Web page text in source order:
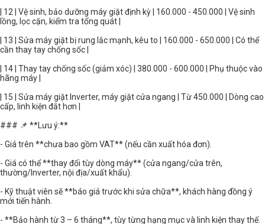
| 12 | Vệ sinh, bảo dưỡng máy giặt định kỳ | 160.000 - 450.000 | Vệ sinh
lồng, lọc cặn, kiểm tra tổng quát |
| 13 | Sửa máy giặt bị rung lắc mạnh, kêu to | 160.000 - 650.000 | Có thể
cần thay tay chống sốc |
| 14 | Thay tay chống sốc (giảm xóc) | 380.000 - 600.000 | Phụ thuộc vào
hãng máy |
| 15 | Sửa máy giặt Inverter, máy giặt cửa ngang | Từ 450.000 | Dòng cao
cấp, linh kiện đắt hơn |
### 📌 **Lưu ý:**
- Giá trên **chưa bao gồm VAT** (nếu cần xuất hóa đơn).
- Giá có thể **thay đổi tùy dòng máy** (cửa ngang/cửa trên,
thường/Inverter, nội địa/xuất khẩu).
- Kỹ thuật viên sẽ **báo giá trước khi sửa chữa**, khách hàng đồng ý
mới tiến hành.
- **Bảo hành từ 3 – 6 tháng**, tùy từng hạng mục và linh kiện thay thế.